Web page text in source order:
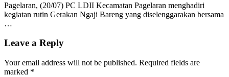
Pagelaran, (20/07) PC LDII Kecamatan Pagelaran menghadiri
kegiatan rutin Gerakan Ngaji Bareng yang diselenggarakan bersama
…
Leave a Reply
Your email address will not be published. Required fields are
marked *